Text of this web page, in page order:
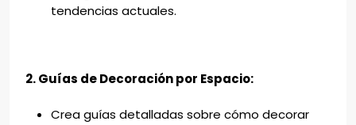
tendencias actuales.
2. Guías de Decoración por Espacio:
Crea guías detalladas sobre cómo decorar